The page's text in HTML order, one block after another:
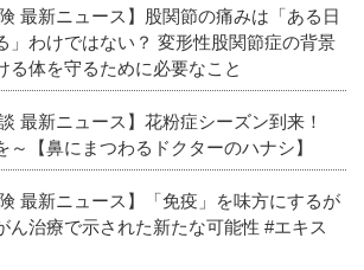
最新ニュース】股関節の痛みは「ある日
」わけではない？ 変形性股関節症の背景
る体を守るために必要なこと
最新ニュース】花粉症シーズン到来！
～【鼻にまつわるドクターのハナシ】
最新ニュース】「免疫」を味方にするが
治療で示された新たな可能性 #エキス